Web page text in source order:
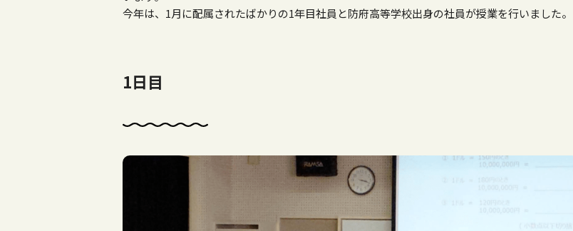
今年は、 1月に配属されたばかりの1年目社員と防府高等学校出身の社員が授業を行いました。
1日目